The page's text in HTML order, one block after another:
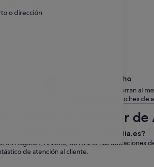
o dirección
un recargo.
Date un capricho
Los miembros ahorran al
de un millón de coches de
coches de alquiler
de Avis en Flagstaff con Expedia.es?
en Flagstaff, Arizona, de Avis en las
de atención al cliente.